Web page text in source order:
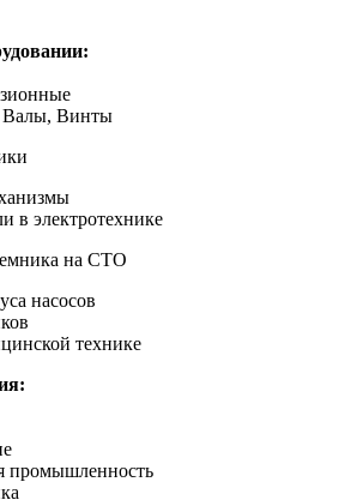
Валы, Винты
в электротехнике
на СТО
насосов
технике
промышленность